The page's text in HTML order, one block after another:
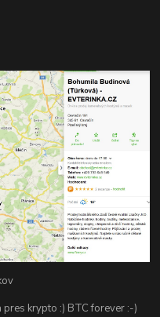
krypto :) BTC forever :-)